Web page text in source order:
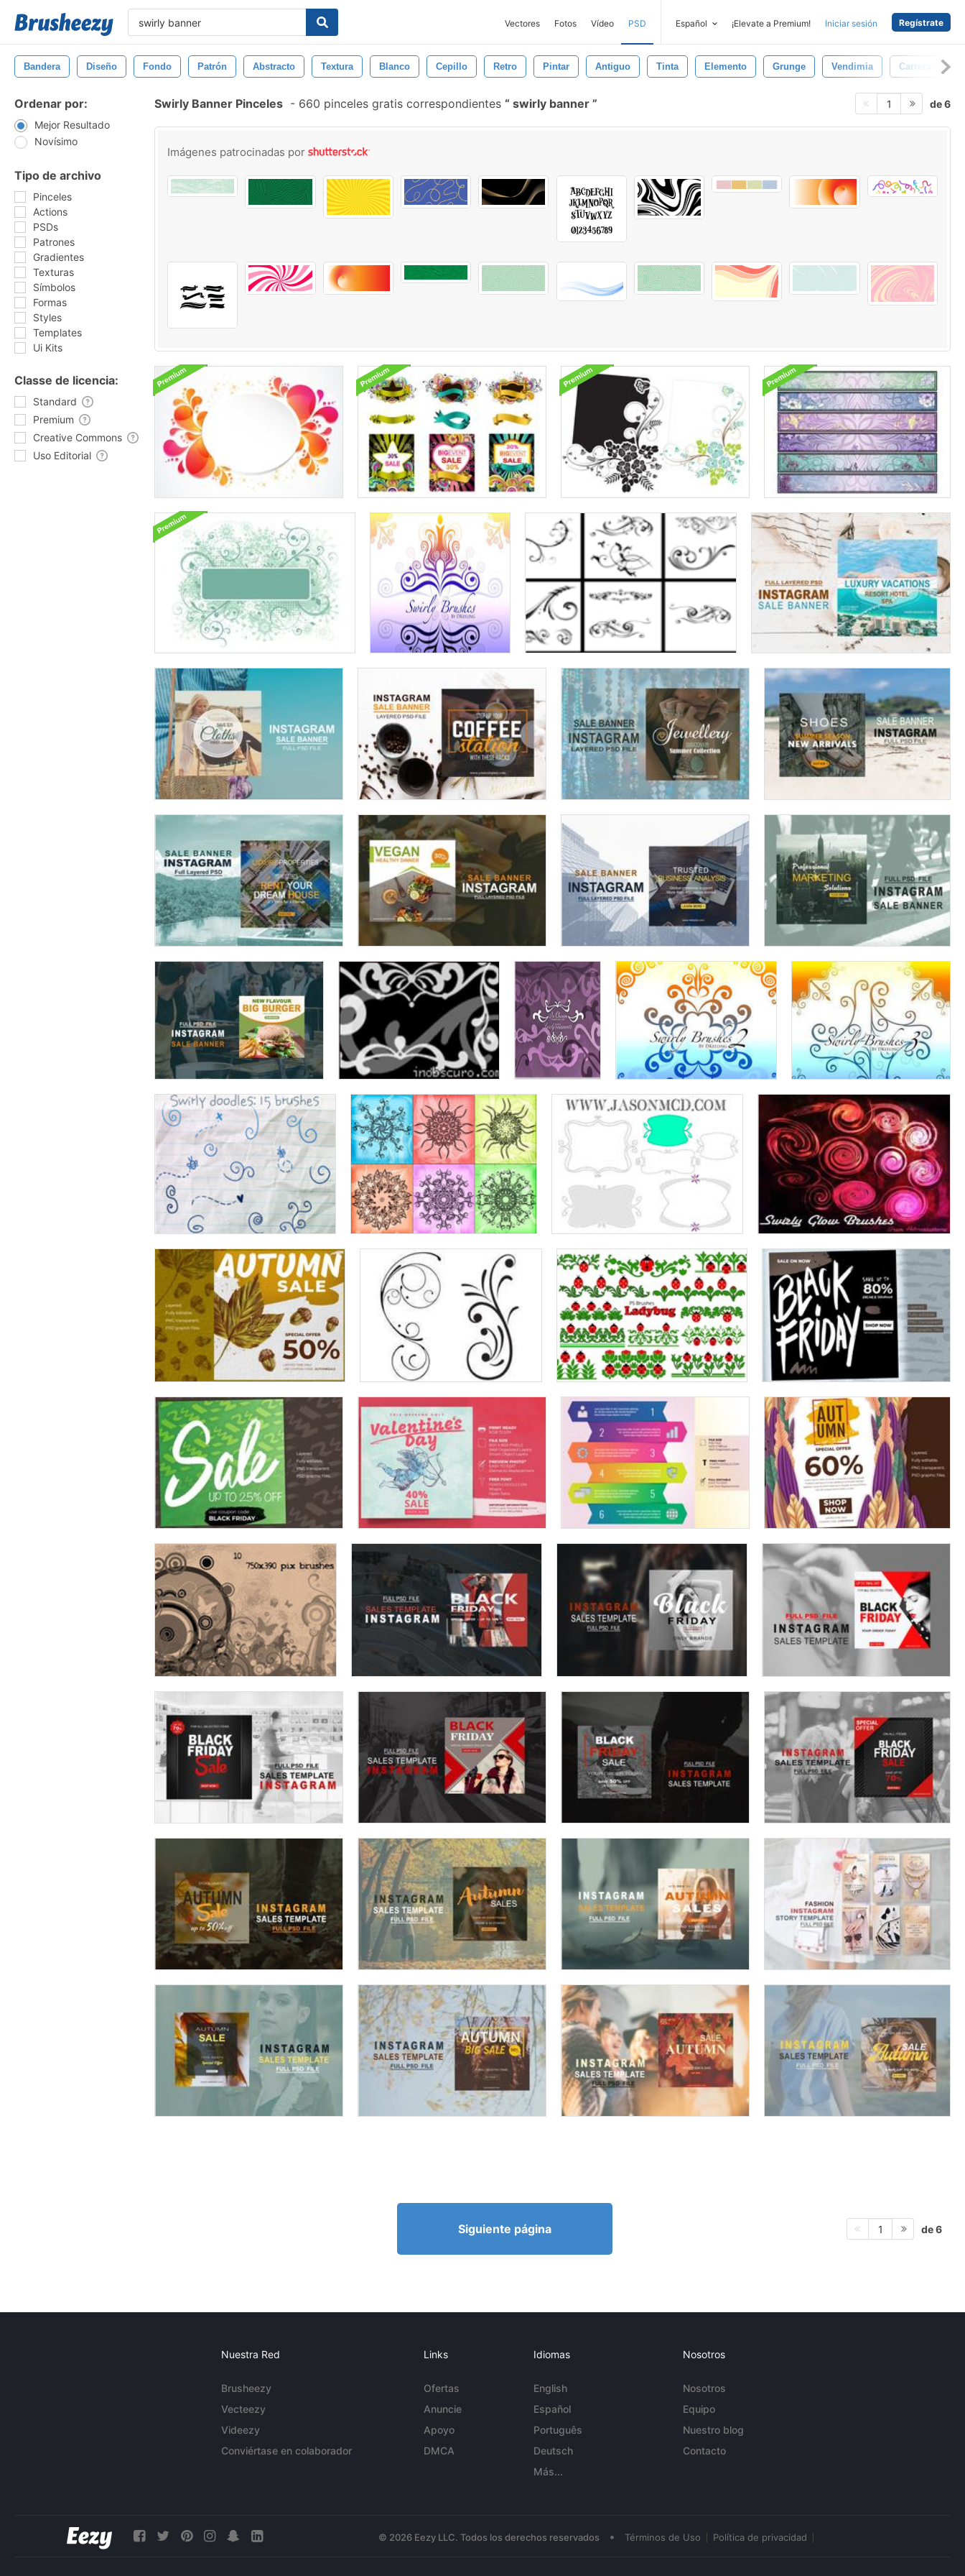
Vectores Fotos Vídeo PSD Español ¡Elevate a Premium! Iniciar sesión Regístrate
Bandera Diseño Fondo Patrón Abstracto Textura Blanco Cepillo Retro Pintar Antiguo Tinta Elemento Grunge Vendimia Carrera
Ordenar por:
Mejor Resultado
Novísimo
Tipo de archivo
Pinceles
Actions
PSDs
Patrones
Gradientes
Texturas
Símbolos
Formas
Styles
Templates
Ui Kits
Classe de licencia:
Standard
Premium
Creative Commons
Uso Editorial
Swirly Banner Pinceles - 660 pinceles gratis correspondientes swirly banner 1 de 6
Imágenes patrocinadas por
Siguiente página 1 de 6
Nuestra Red
Brusheezy
Vecteezy
Videezy
Conviértase en colaborador
Links
Ofertas
Anuncie
Apoyo
DMCA
Idiomas
English
Español
Português
Deutsch
Más...
Nosotros
Nosotros
Equipo
Nuestro blog
Contacto
© 2026 Eezy LLC. Todos los derechos reservados • Términos de Uso Política de privacidad